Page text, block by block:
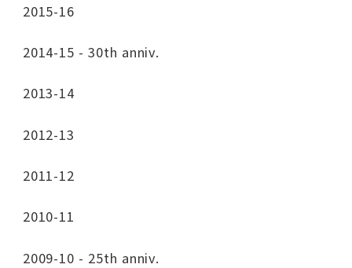
2015-16
2014-15 - 30th anniv.
2013-14
2012-13
2011-12
2010-11
2009-10 - 25th anniv.